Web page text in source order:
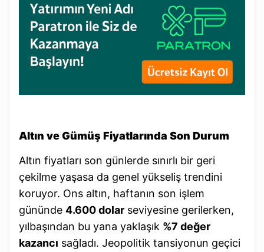
Altın ve Gümüş Fiyatlarında Son Durum
Altın fiyatları son günlerde sınırlı bir geri
çekilme yaşasa da genel yükseliş trendini
koruyor. Ons altın, haftanın son işlem
gününde 4.600 dolar seviyesine gerilerken,
yılbaşından bu yana yaklaşık %7 değer
kazancı sağladı. Jeopolitik tansiyonun geçici